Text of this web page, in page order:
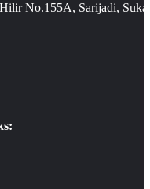
No.155A, Sarijadi,